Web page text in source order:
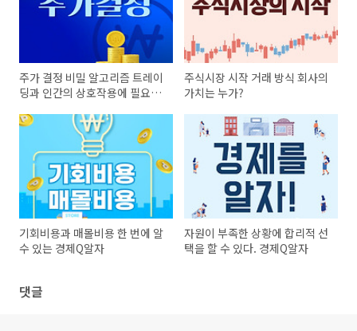
주가 결정 비밀 알고리즘 트레이
딩과 인간의 상호작용에 필요한
주식시장 시작 거래 방식 회사의
가치는 누가?
기회비용과 매몰비용 한 번에 알
수 있는 경제Q알자
자원이 부족한 상황에 합리적 선
택을 할 수 있다. 경제Q알자
댓글